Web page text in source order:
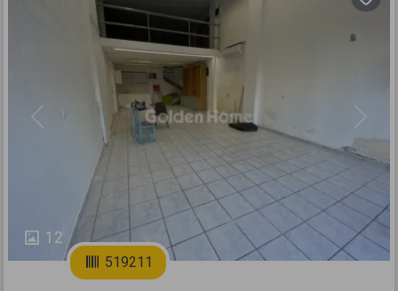
12
Previous
519211